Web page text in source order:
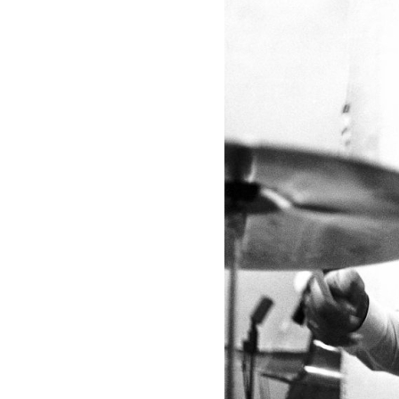
Jazz-rock albumok 1984-ből - John Scofield
X. BOHÉM JAZZFŐVÁROS fesztivál, Kecskemét,
augusztus 6-9.: 4 nap, 4 színpad, 10 ország
Magyar Jazz ABC – 541. rész: Juhász Márton
Jazz-rock albumok 1983-ból - John Scofield „Out
Jazz-rock albumok 1982-ből - John Scofield